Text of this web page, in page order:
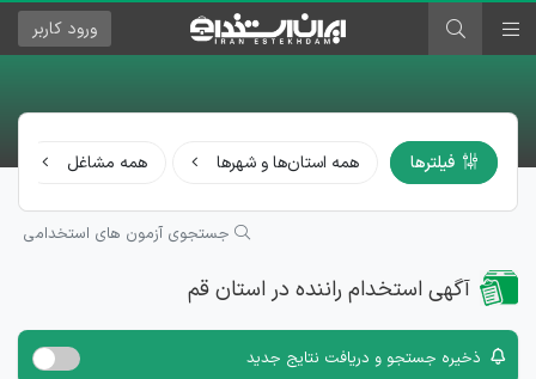
ورود کاربر
فیلترها همه استان‌ها و شهرها همه مشاغل
جستجوی آزمون های استخدامی
آگهی استخدام راننده در استان قم
ذخیره جستجو و دریافت نتایج جدید